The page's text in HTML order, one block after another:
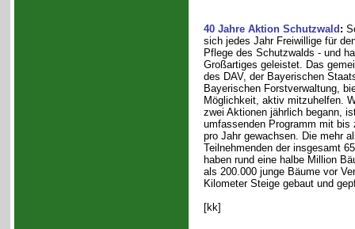
40 Jahre Aktion Schutzwald :
sich jedes Jahr Freiwillige für
Pflege des Schutzwalds - und
Großartiges geleistet. Das
des DAV, der Bayerischen
Bayerischen Forstverwaltung,
Möglichkeit, aktiv mitzuhelfen.
zwei Aktionen jährlich begann,
umfassenden Programm mit bis
pro Jahr gewachsen. Die mehr
Teilnehmenden der insgesamt
haben rund eine halbe Million
als 200.000 junge Bäume vor
Kilometer Steige gebaut und
[kk]